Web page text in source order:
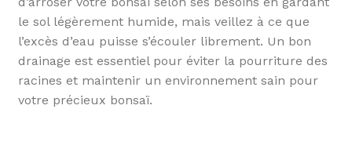
le sol légèrement humide, mais veillez à ce que
l’excès d’eau puisse s’écouler librement. Un bon
drainage est essentiel pour éviter la pourriture des
racines et maintenir un environnement sain pour
votre précieux bonsaï.